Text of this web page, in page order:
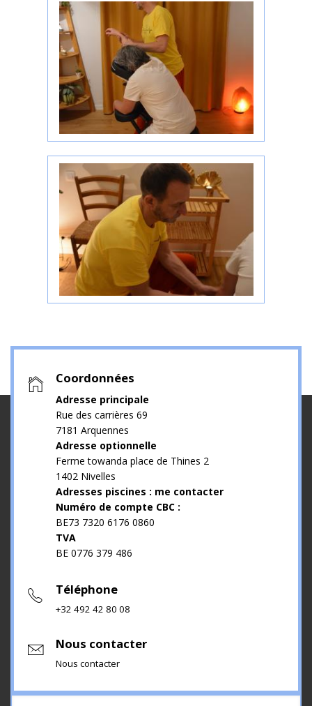
Coordonnées
Adresse principale
Rue des carrières 69
7181 Arquennes
Adresse optionnelle
Ferme towanda place de Thines 2
1402 Nivelles
Adresses piscines : me contacter
Numéro de compte CBC :
BE73 7320 6176 0860
TVA
BE 0776 379 486
Téléphone
+32 492 42 80 08
Nous contacter
Nous contacter